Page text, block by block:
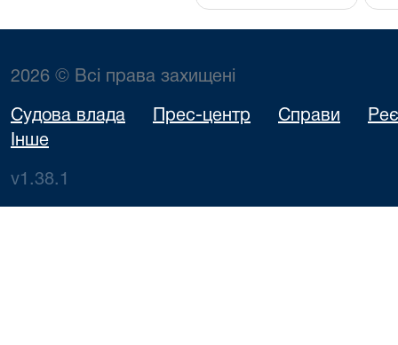
2026 © Всі права захищені
Судова влада Прес-центр Справи
Інше
v1.38.1